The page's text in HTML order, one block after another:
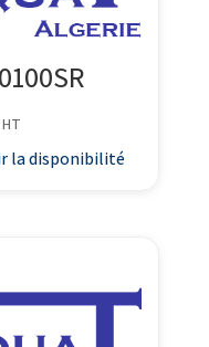
HT
la disponibilité